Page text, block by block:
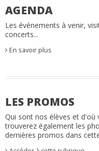
AGENDA
Les évènements à venir,
concerts...
En savoir plus
LES PROMOS
Qui sont nos élèves et d'où
trouverez également les
dernières promos dans